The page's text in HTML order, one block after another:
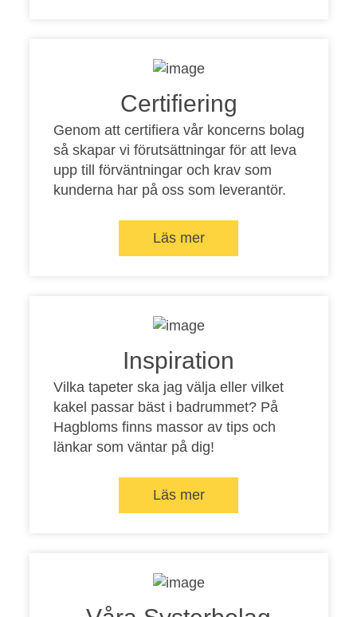
Certifiering
Genom att certifiera vår koncerns bolag
så skapar vi förutsättningar för att leva
upp till förväntningar och krav som
kunderna har på oss som leverantör.
Läs mer
Inspiration
Vilka tapeter ska jag välja eller vilket
kakel passar bäst i badrummet? På
Hagbloms finns massor av tips och
länkar som väntar på dig!
Läs mer